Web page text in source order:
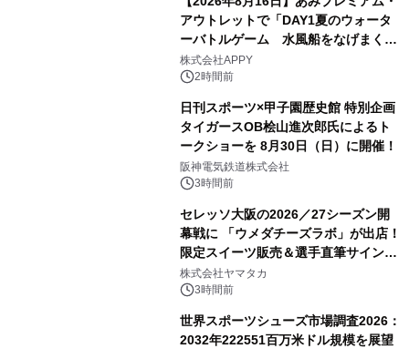
アウトレットで「DAY1夏のウォータ
ーバトルゲーム 水風船をなげまくろ
う！」を開催
株式会社APPY
2時間前
日刊スポーツ×甲子園歴史館 特別企画
タイガースOB桧山進次郎氏によるト
ークショーを 8月30日（日）に開催！
阪神電気鉄道株式会社
3時間前
セレッソ大阪の2026／27シーズン開
幕戦に 「ウメダチーズラボ」が出店！
限定スイーツ販売＆選手直筆サイング
ッズが当たる抽選会を 8月8日に開催
株式会社ヤマタカ
3時間前
世界スポーツシューズ市場調査2026：
2032年222551百万米ドル規模を展望